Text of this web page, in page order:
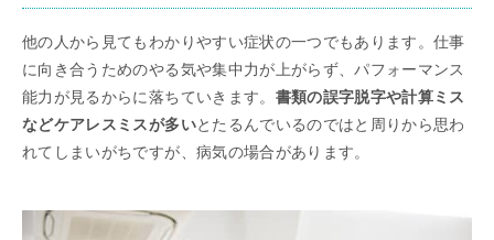
他の人から見てもわかりやすい症状の一つでもあります。仕事
に向き合うためのやる気や集中力が上がらず、パフォーマンス
能力が見るからに落ちていきます。 書類の誤字脱字や計算ミス
などケアレスミスが多いとたるんでいるのではと周りから思わ
れてしまいがちですが、病気の場合があります。